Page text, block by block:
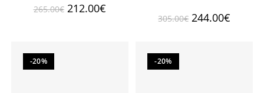
265.00€ 212.00€
305.00€ 244.00€
-20% -20%